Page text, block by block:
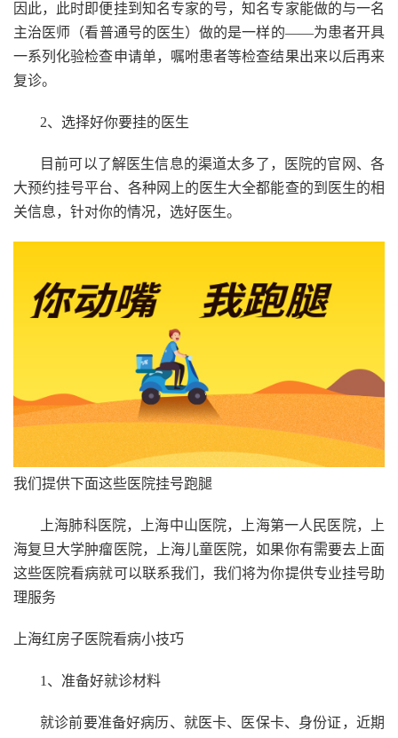
因此，此时即便挂到知名专家的号，知名专家能做的与一名
主治医师（看普通号的医生）做的是一样的——为患者开具
一系列化验检查申请单，嘱咐患者等检查结果出来以后再来
复诊。
2、选择好你要挂的医生
目前可以了解医生信息的渠道太多了，医院的官网、各
大预约挂号平台、各种网上的医生大全都能查的到医生的相
关信息，针对你的情况，选好医生。
我们提供下面这些医院挂号跑腿
上海肺科医院，上海中山医院，上海第一人民医院，上
海复旦大学肿瘤医院，上海儿童医院，如果你有需要去上面
这些医院看病就可以联系我们，我们将为你提供专业挂号助
理服务
上海红房子医院看病小技巧
1、准备好就诊材料
就诊前要准备好病历、就医卡、医保卡、身份证，近期